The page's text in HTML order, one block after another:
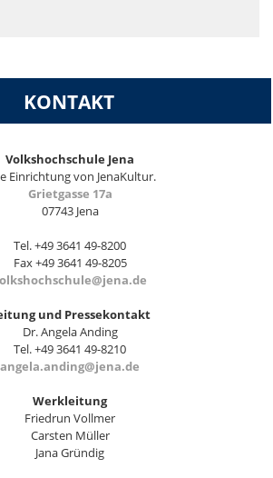
KONTAKT
Volkshochschule Jena
Einrichtung von JenaKultur.
Grietgasse 17a
07743 Jena
Tel. +49 3641 49-8200
Fax +49 3641 49-8205
und Pressekontakt
Dr. Angela Anding
Tel. +49 3641 49-8210
angela.anding@jena.de
Werkleitung
Friedrun Vollmer
Carsten Müller
Jana Gründig